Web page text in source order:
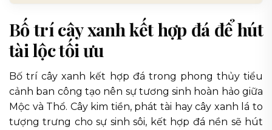
Bố trí cây xanh kết hợp đá để hút
tài lộc tối ưu
Bố trí cây xanh kết hợp đá trong phong thủy tiểu
cảnh ban công tạo nên sự tương sinh hoàn hảo giữa
Mộc và Thổ. Cây kim tiền, phát tài hay cây xanh lá to
tượng trưng cho sự sinh sôi, kết hợp đá nền sẽ hút